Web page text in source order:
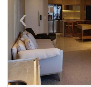
‹
Previous